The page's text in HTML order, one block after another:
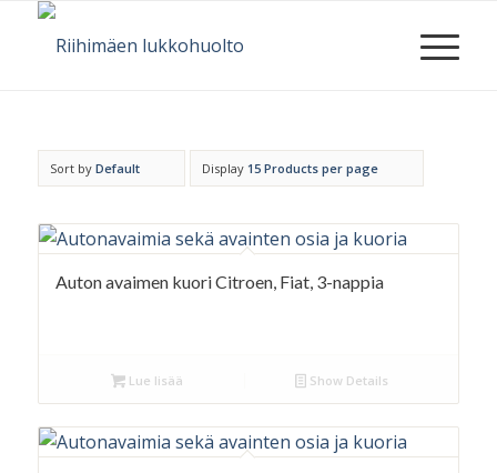
Sort by Default Display 15 Products per page
Auton avaimen kuori Citroen, Fiat, 3-nappia
Lue lisää Show Details